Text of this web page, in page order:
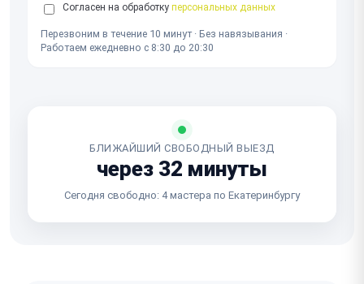
Согласен на обработку персональных данных
Перезвоним в течение 10 минут · Без навязывания ·
Работаем ежедневно с 8:30 до 20:30
БЛИЖАЙШИЙ СВОБОДНЫЙ ВЫЕЗД
через 32 минуты
Сегодня свободно: 4 мастера по Екатеринбургу